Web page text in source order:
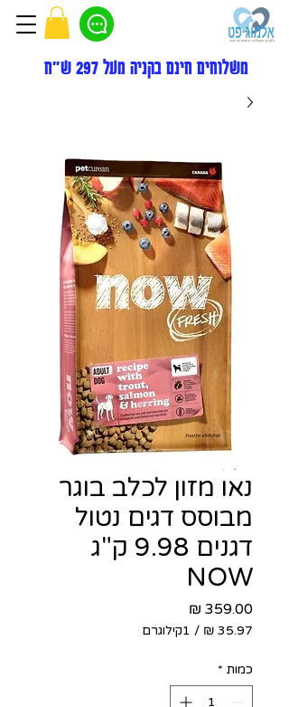
משלוחים חינם בקניה מעל 297 ש"ח
נאו מזון לכלב בוגר
מבוסס דגים נטול
דגנים 9.98 ק"ג
NOW
/ 1קילוגרם
לכל
1
Kilogram
כמות *